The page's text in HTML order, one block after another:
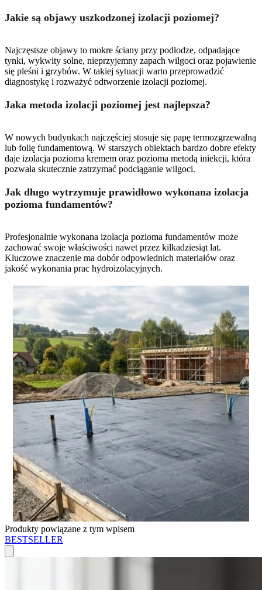
Jakie są objawy uszkodzonej izolacji poziomej?
Najczęstsze objawy to mokre ściany przy podłodze, odpadające
tynki, wykwity solne, nieprzyjemny zapach wilgoci oraz pojawienie
się pleśni i grzybów. W takiej sytuacji warto przeprowadzić
diagnostykę i rozważyć odtworzenie izolacji poziomej.
Jaka metoda izolacji poziomej jest najlepsza?
W nowych budynkach najczęściej stosuje się papę termozgrzewalną
lub folię fundamentową. W starszych obiektach bardzo dobre efekty
daje izolacja pozioma kremem oraz pozioma metodą iniekcji, która
pozwala skutecznie zatrzymać podciąganie wilgoci.
Jak długo wytrzymuje prawidłowo wykonana izolacja
pozioma fundamentów?
Profesjonalnie wykonana izolacja pozioma fundamentów może
zachować swoje właściwości nawet przez kilkadziesiąt lat.
Kluczowe znaczenie ma dobór odpowiednich materiałów oraz
jakość wykonania prac hydroizolacyjnych.
Produkty powiązane z tym wpisem
BESTSELLER